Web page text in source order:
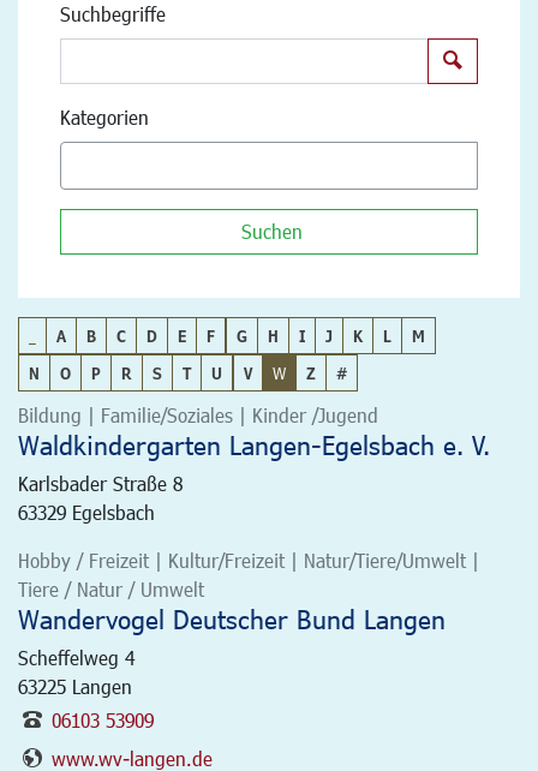
Suchbegriffe
Kategorien
Suchen
A B C D E F G H I J K L
M
N
O P R S T U V W Z #
Bildung | Familie/Soziales | Kinder /Jugend
Waldkindergarten Langen-Egelsbach e. V.
Karlsbader Straße 8
63329 Egelsbach
Hobby / Freizeit | Kultur/Freizeit | Natur/Tiere/Umwelt |
Tiere / Natur / Umwelt
Wandervogel Deutscher Bund Langen
Scheffelweg 4
63225 Langen
06103 53909
www.wv-langen.de